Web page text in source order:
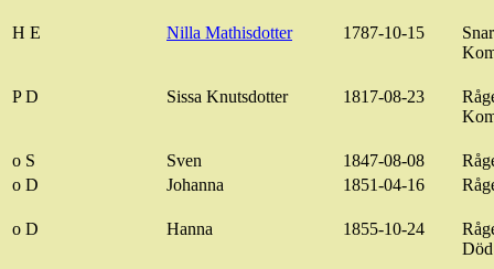
H E Nilla Mathisdotter 1787-10-15
P D Sissa Knutsdotter 1817-08-23
o S Sven 1847-08-08
o D
Johanna 1851-04-16
o D Hanna 1855-10-24
Död